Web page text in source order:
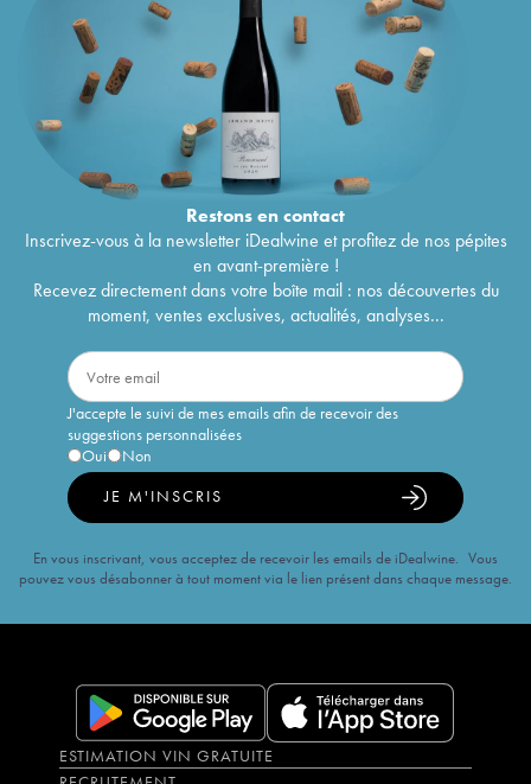
Restons encontact
Inscrivez-vous à la newsletter iDealwine et profitez de nos pépites
en avant-première !
Recevez directement dans votre boîte mail : nos découvertes du
moment, ventes exclusives, actualités, analyses...
J'accepte le suivi de mes emails afin de recevoir des
suggestions personnalisées
Oui
Non
JE M'INSCRIS
En vous inscrivant, vous acceptez de recevoir les emails de iDealwine. Vous
pouvez vous désabonner à tout moment via le lien présent dans chaque message.
ESTIMATION VIN GRATUITE